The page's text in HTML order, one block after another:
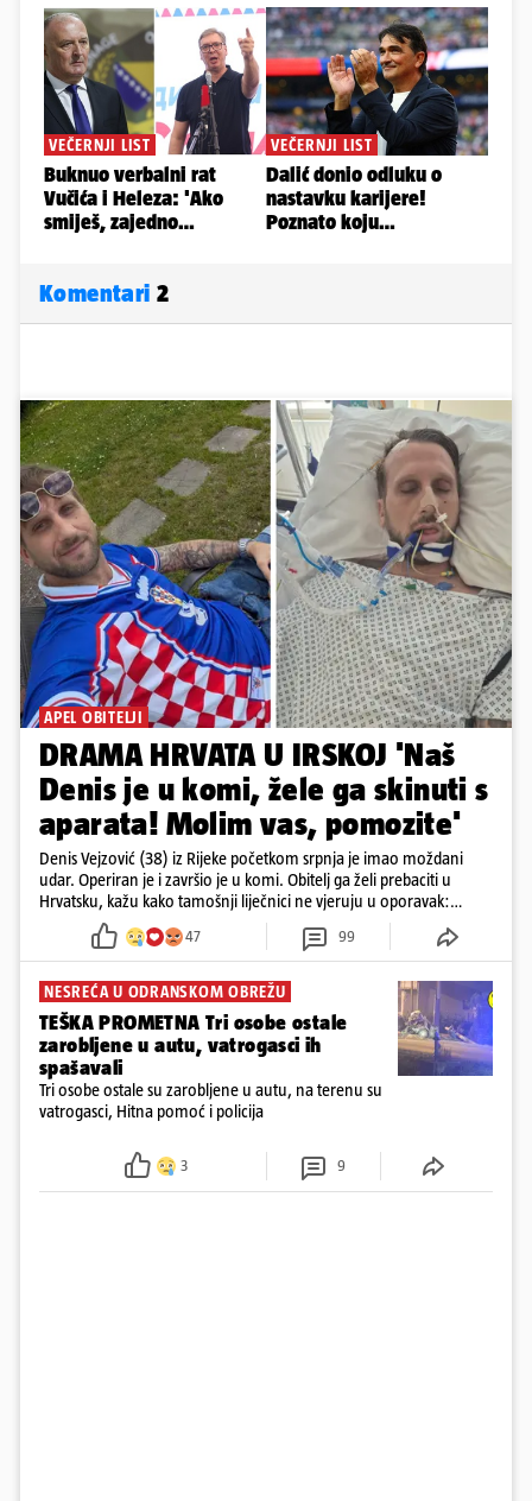
Komentari 2
APEL OBITELJI
DRAMA HRVATA U IRSKOJ 'Naš
Denis je u komi, žele ga skinuti s
aparata! Molim vas, pomozite'
Denis Vejzović (38) iz Rijeke početkom srpnja je imao moždani
udar. Operiran je i završio je u komi. Obitelj ga želi prebaciti u
Hrvatsku, kažu kako tamošnji liječnici ne vjeruju u oporavak:
'Imamo 72 sata'
47 99
NESREĆA U ODRANSKOM OBREŽU
TEŠKA PROMETNA Tri osobe ostale
zarobljene u autu, vatrogasci ih
spašavali
Tri osobe ostale su zarobljene u autu, na terenu su
vatrogasci, Hitna pomoć i policija
3 9